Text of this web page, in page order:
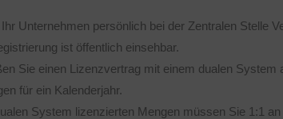
Unternehmen persönlich bei der Zentralen Stelle
ist öffentlich einsehbar.
Sie einen Lizenzvertrag mit einem dualen System
für ein Kalenderjahr.
System lizenzierten Mengen müssen Sie 1:1